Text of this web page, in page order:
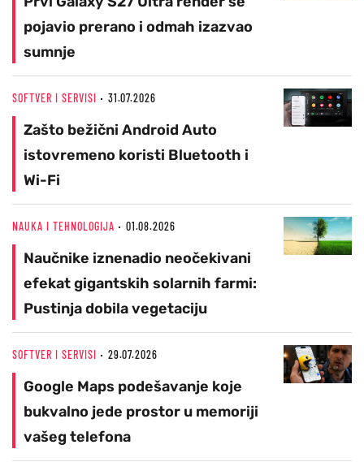
pojavio prerano i odmah izazvao
sumnje
SOFTVER I SERVISI 31.07.2026
Zašto bežični Android Auto
istovremeno koristi Bluetooth i
Wi-Fi
NAUKA I TEHNOLOGIJA 01.08.2026
Naučnike iznenadio neočekivani
efekat gigantskih solarnih farmi:
Pustinja dobila vegetaciju
SOFTVER I SERVISI 29.07.2026
Google Maps podešavanje koje
bukvalno jede prostor u memoriji
vašeg telefona